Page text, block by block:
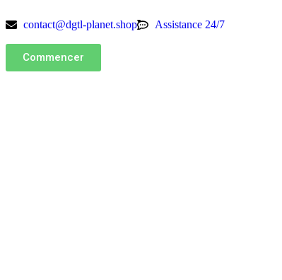
contact@dgtl-planet.shop Assistance 24/7
Commencer